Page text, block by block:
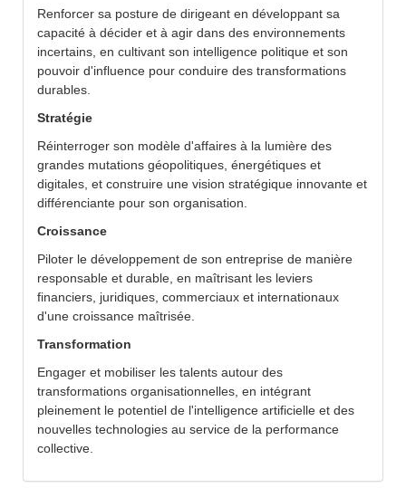
Renforcer sa posture de dirigeant en développant sa
capacité à décider et à agir dans des environnements
incertains, en cultivant son intelligence politique et son
pouvoir d'influence pour conduire des transformations
durables.
Stratégie
Réinterroger son modèle d'affaires à la lumière des
grandes mutations géopolitiques, énergétiques et
digitales, et construire une vision stratégique innovante et
différenciante pour son organisation.
Croissance
Piloter le développement de son entreprise de manière
responsable et durable, en maîtrisant les leviers
financiers, juridiques, commerciaux et internationaux
d'une croissance maîtrisée.
Transformation
Engager et mobiliser les talents autour des
transformations organisationnelles, en intégrant
pleinement le potentiel de l'intelligence artificielle et des
nouvelles technologies au service de la performance
collective.